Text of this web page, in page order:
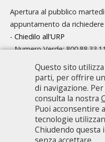
Apertura al pubblico
appuntamento da
- Chiedilo all'URP
- Numero Verde:
Consulta l'organigramma
Accedi agli atti
Guida pratica ai servizi e
Città metropolitana di Milano -
Questo sito
parti, per offrire
di navigazione.
consulta la nostra
Puoi acconsentire
tecnologie
Chiudendo